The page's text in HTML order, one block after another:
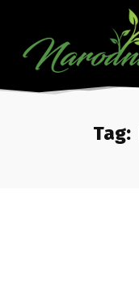
Tag: